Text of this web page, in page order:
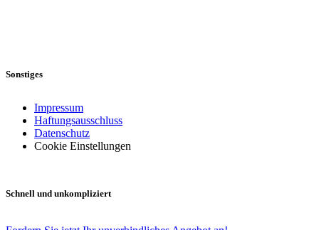
Sonstiges
Impressum
Haftungsausschluss
Datenschutz
Cookie Einstellungen
Schnell und unkompliziert